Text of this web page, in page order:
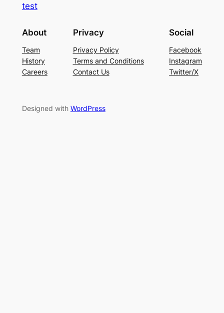
test
About
Team
History
Careers
Privacy
Privacy Policy
Terms and Conditions
Contact Us
Social
Facebook
Instagram
Twitter/X
Designed with WordPress